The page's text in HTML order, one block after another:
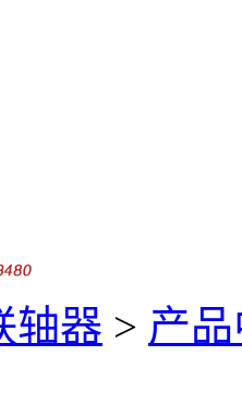
轴器 > 产